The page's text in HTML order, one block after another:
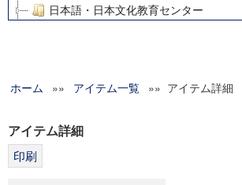
日本語・日本文化教育センター
グローバルリサーチインスティテュート
科学研究費補助金研究成果報告書
ホーム »» アイテム一覧 »» アイテム詳細
アイテム詳細